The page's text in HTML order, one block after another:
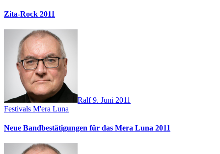
Zita-Rock 2011
Ralf9. Juni 2011
Festivals M'era Luna
Neue Bandbestätigungen für das Mera Luna 2011